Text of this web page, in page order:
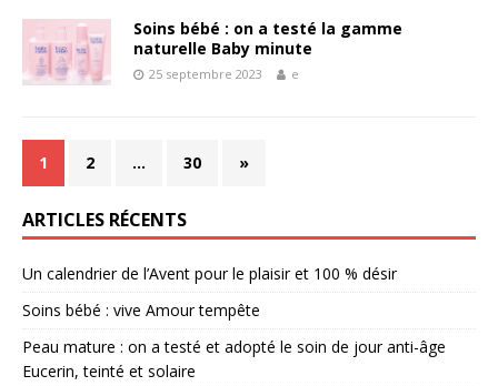
Soins bébé : on a testé la gamme
naturelle Baby minute
25 septembre 2023 e
1 2 … 30 »
ARTICLES RÉCENTS
Un calendrier de l’Avent pour le plaisir et 100 % désir
Soins bébé : vive Amour tempête
Peau mature : on a testé et adopté le soin de jour anti-âge
Eucerin, teinté et solaire